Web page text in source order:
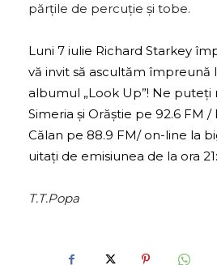
părțile de percuție și tobe.
Luni 7 iulie Richard Starkey
vă invit să ascultăm împreună
albumul „Look Up”! Ne puteți
Simeria și Orăștie pe 92.6 FM /
Călan pe 88.9 FM/ on-line la
uitați de emisiunea de la ora
T.T.Popa